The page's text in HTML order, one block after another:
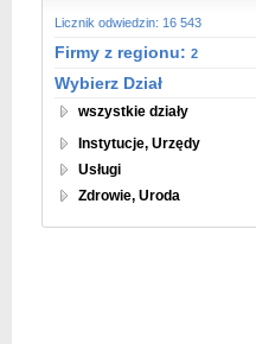
Licznik odwiedzin: 16 543
Firmy z regionu: 2
Wybierz Dział
wszystkie działy
Instytucje, Urzędy
Usługi
Zdrowie, Uroda